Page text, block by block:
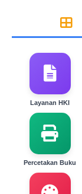
Layanan HKI
Percetakan Buku